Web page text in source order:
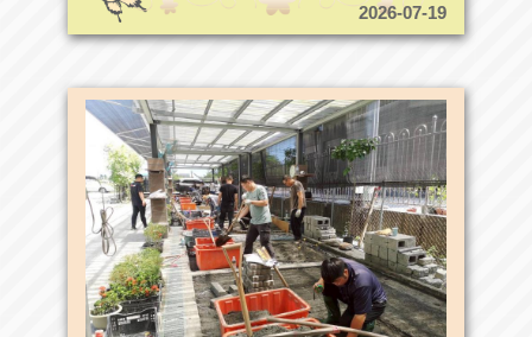
2026-07-19